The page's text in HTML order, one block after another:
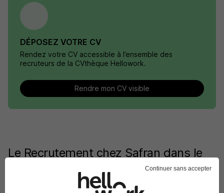
DÉPOSEZ VOTRE CV
Rendez votre CV accessible à l’ensemble des
recruteurs de la CVthèque Hellowork.
Rendre mon CV visible
Le Recrutement chez Safran dans le
domaine Sécurité
Continuer sans accepter